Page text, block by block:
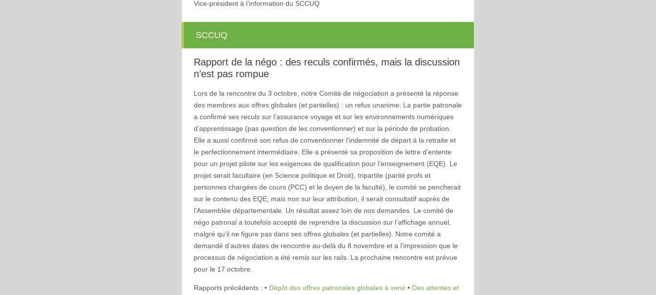
Vice-président à l’information du SCCUQ
SCCUQ
Rapport de la négo : des reculs confirmés, mais la discussion
n’est pas rompue
Lors de la rencontre du 3 octobre, notre Comité de négociation a présenté la réponse
des membres aux offres globales (et partielles) : un refus unanime. La partie patronale
a confirmé ses reculs sur l’assurance voyage et sur les environnements numériques
d’apprentissage (pas question de les conventionner) et sur la période de probation.
Elle a aussi confirmé son refus de conventionner l'indemnité de départ à la retraite et
le perfectionnement intermédiaire. Elle a présenté sa proposition de lettre d’entente
pour un projet pilote sur les exigences de qualification pour l’enseignement (EQE). Le
projet serait facultaire (en Science politique et Droit), tripartite (parité profs et
personnes chargées de cours (PCC) et le doyen de la faculté), le comité se pencherait
sur le contenu des EQE, mais non sur leur attribution, il serait consultatif auprès de
l’Assemblée départementale. Un résultat assez loin de nos demandes. Le comité de
négo patronal a toutefois accepté de reprendre la discussion sur l’affichage annuel,
malgré qu’il ne figure pas dans ses offres globales (et partielles). Notre comité a
demandé d’autres dates de rencontre au-delà du 8 novembre et a l’impression que le
processus de négociation a été remis sur les rails. La prochaine rencontre est prévue
pour le 17 octobre.
Rapports précédents : • Dépôt des offres patronales globales à venir • Des attentes et